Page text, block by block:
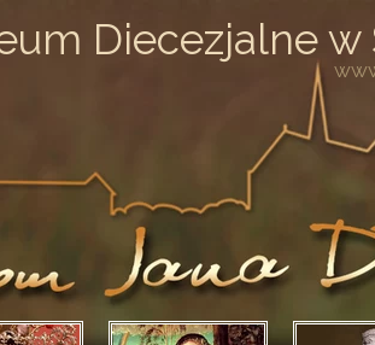
Diecezjalne